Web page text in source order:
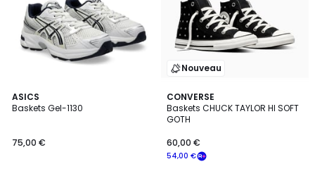
ASICS
Baskets Gel-1130
75,00 €
4,6
/ 5
Nouveau
CONVERSE
Baskets CHUCK TAYLOR HI SOFT
GOTH
54,00 €
60,00 €